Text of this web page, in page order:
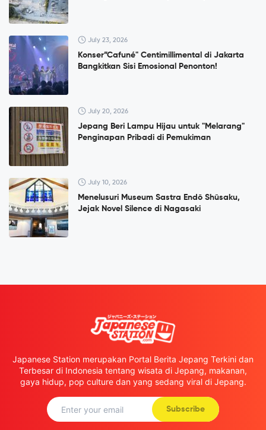
July 23, 2026
Konser”Cafuné" Centimillimental di Jakarta
Bangkitkan Sisi Emosional Penonton!
July 20, 2026
Jepang Beri Lampu Hijau untuk "Melarang"
Penginapan Pribadi di Pemukiman
July 10, 2026
Menelusuri Museum Sastra Endō Shūsaku,
Jejak Novel Silence di Nagasaki
Japanese Station merupakan Portal Berita Jepang Terkini dan
Terbesar di Indonesia tentang wisata di Jepang, makanan,
gaya hidup, pop culture dan yang sedang viral di Jepang.
Subscribe